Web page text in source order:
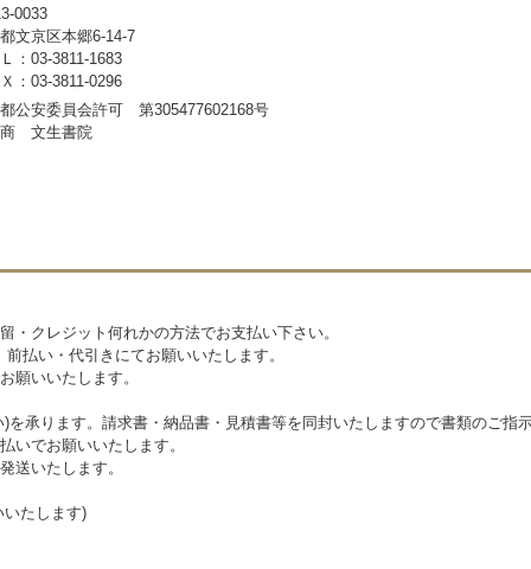
0033
文京区本郷6-14-7
：03-3811-1683
：03-3811-0296
公安委員会許可 第305477602168号
文生書院
・クレジット何れかの方法でお支払い下さい。
払い・代引きにてお願いいたします。
願いいたします。
承ります。請求書・納品書・見積書等を同封いたしますので書類のご指
いでお願いいたします。
送いたします。
いたします)